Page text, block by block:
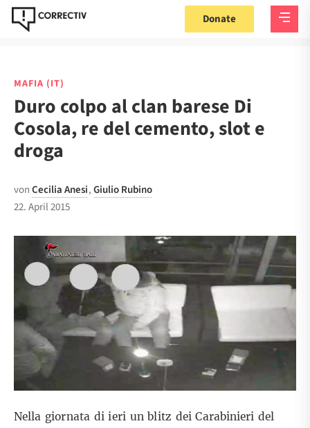
Donate
MAFIA (IT)
Duro colpo al clan barese Di
Cosola, re del cemento, slot e
droga
vonCecilia Anesi,Giulio Rubino
22. April 2015
Nella giornata di ieri un blitz dei Carabinieri del